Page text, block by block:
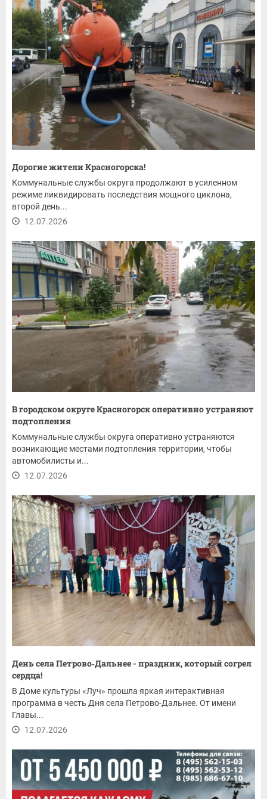
Дорогие жители Красногорска!
Коммунальные службы округа продолжают в усиленном
режиме ликвидировать последствия мощного циклона,
второй день...
12.07.2026
В городском округе Красногорск оперативно устраняют
подтопления
Коммунальные службы округа оперативно устраняются
возникающие местами подтопления территории, чтобы
автомобилисты и...
12.07.2026
День села Петрово‑Дальнее - праздник, который согрел
сердца!
В Доме культуры «Луч» прошла яркая интерактивная
программа в честь Дня села Петрово-Дальнее. От имени
Главы...
12.07.2026